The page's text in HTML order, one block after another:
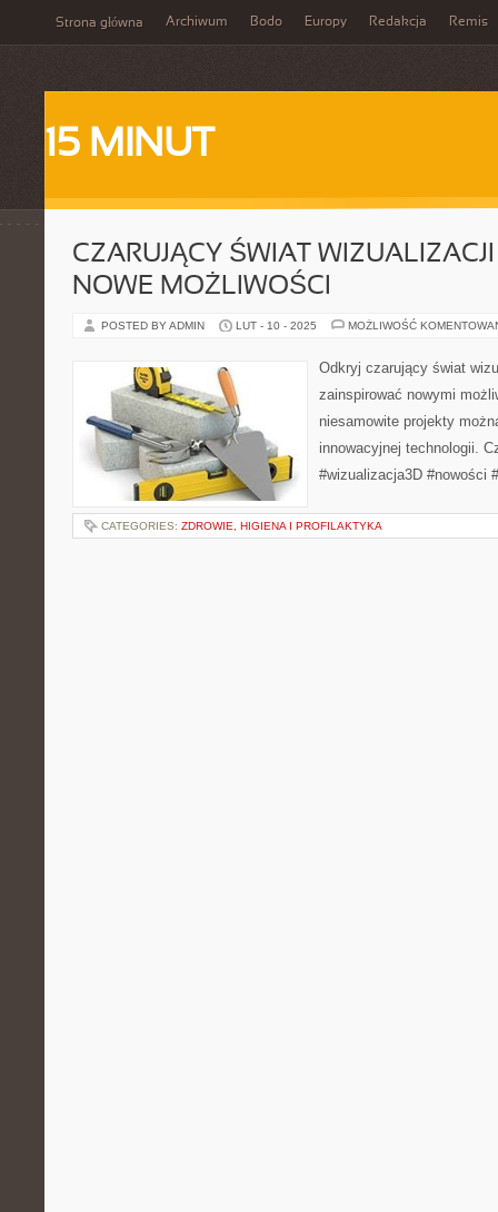
Strona główna Archiwum Bodo Europy Redakcja Remis
15 MINUT
CZARUJĄCY ŚWIAT
NOWE MOŻLIWOŚCI
POSTED BY ADMIN LUT - 10 - 2025 MOŻLIWOŚĆ
Odkryj czarujący świat
zainspirować nowymi
niesamowite projekty
innowacyjnej technologii.
#wizualizacja3D #nowości
CATEGORIES: ZDROWIE, HIGIENA I PROFILAKTYKA